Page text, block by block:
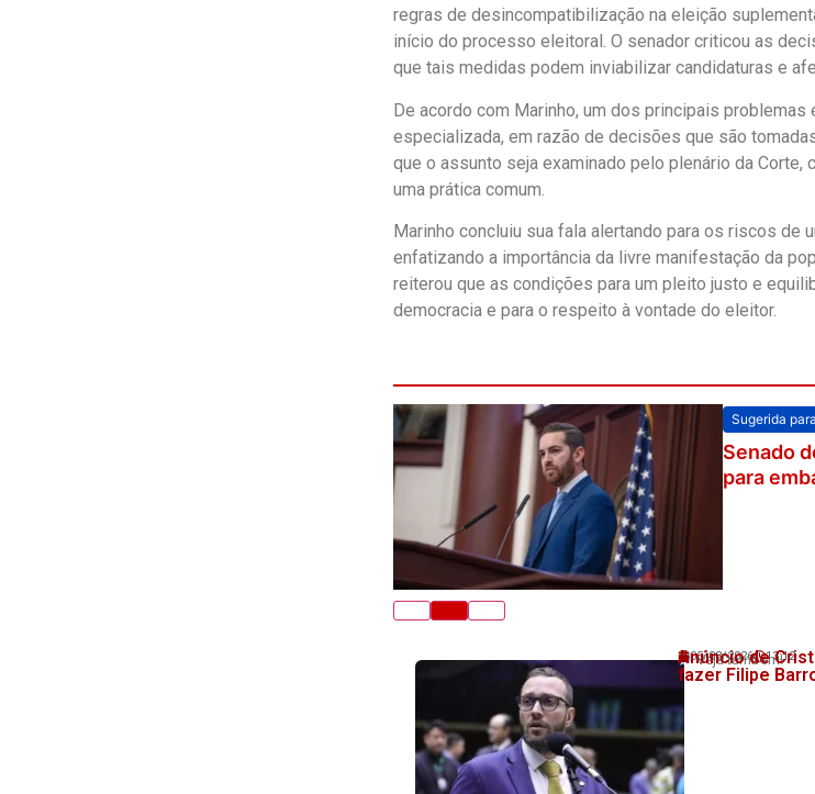
regras de desincompatibilização na eleição
início do processo eleitoral. O senador criticou as
que tais medidas podem inviabilizar candidaturas e
De acordo com Marinho, um dos principais
especializada, em razão de decisões que são
que o assunto seja examinado pelo plenário da
uma prática comum.
Marinho concluiu sua fala alertando para os riscos de
enfatizando a importância da livre manifestação da
reiterou que as condições para um pleito justo e
democracia e para o respeito à vontade do eleitor.
Sugerida
Senado
para
Veja também!
05/08/2026 13:12
Anúncio de
fazer Filipe